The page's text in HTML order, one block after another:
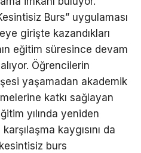
Burs” uygulaması
girişte kazandıkları
eğitim süresince devam
Öğrencilerin
yaşamadan akademik
katkı sağlayan
yılında yeniden
kaygısını da
burs